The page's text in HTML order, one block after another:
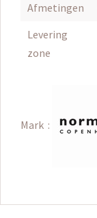
Afmetingen
Levering
zone
Mark :